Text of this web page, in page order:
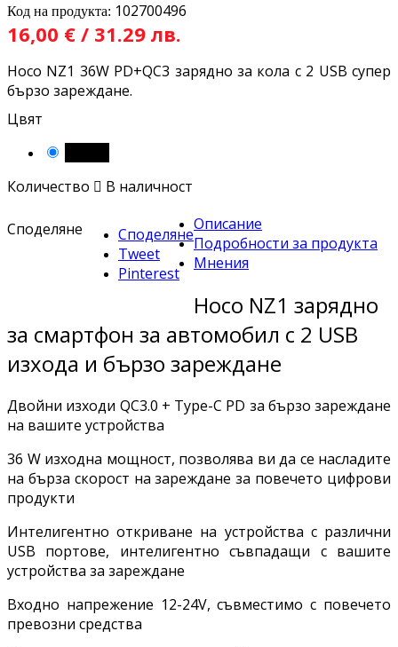
Код на продукта: 102700496
16,00 € / 31.29 лв.
Hoco NZ1 36W PD+QC3 зарядно за кола с 2 USB супер
бързо зареждане.
Цвят
Количество  В наличност
Споделяне
Споделяне
Tweet
Pinterest
Описание
Подробности за продукта
Мнения
Hoco NZ1 зарядно
за смартфон за автомобил с 2 USB
изхода и бързо зареждане
Двойни изходи QC3.0 + Type-C PD за бързо зареждане
на вашите устройства
36 W изходна мощност, позволява ви да се насладите
на бърза скорост на зареждане за повечето цифрови
продукти
Интелигентно откриване на устройства с различни
USB портове, интелигентно съвпадащи с вашите
устройства за зареждане
Входно напрежение 12-24V, съвместимо с повечето
превозни средства